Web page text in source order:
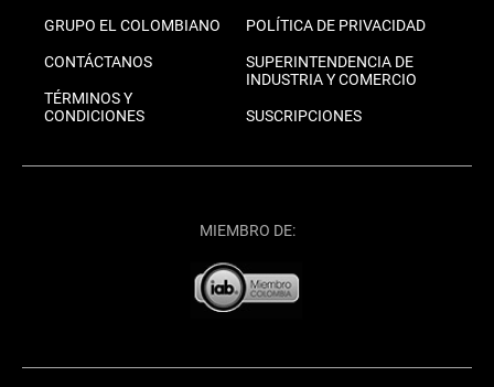
GRUPO EL COLOMBIANO
CONTÁCTANOS
TÉRMINOS Y
CONDICIONES
POLÍTICA DE PRIVACIDAD
SUPERINTENDENCIA DE
INDUSTRIA Y COMERCIO
SUSCRIPCIONES
MIEMBRO DE: